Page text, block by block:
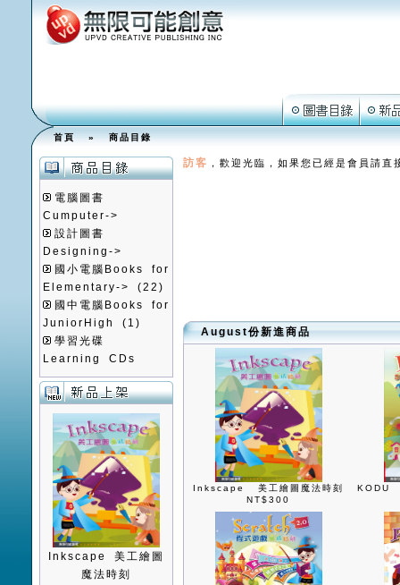
首頁»商品目錄
電腦圖書
Cumputer->
設計圖書
Designing->
國小電腦Books for
Elementary->
(22)
國中電腦Books for
JuniorHigh
(1)
學習光碟
Learning CDs
Inkscape 美工繪圖
魔法時刻
訪客 ，歡迎光臨，如果您已經是會員請直
August份新進商品
Inkscape 美工繪圖魔法時刻
NT$300
KODU